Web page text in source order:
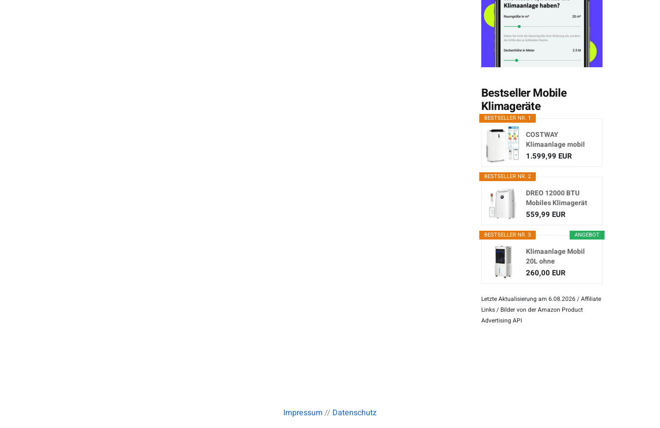
Bestseller Mobile
Klimageräte
BESTSELLER NR. 1
COSTWAY
Klimaanlage mobil
16000BTU,
1.599,99 EUR
BESTSELLER NR. 2
DREO 12000 BTU
Mobiles Klimagerät
(3-in...
559,99 EUR
ANGEBOT
BESTSELLER NR. 3
Klimaanlage Mobil
20L ohne
Abluftschlauch
260,00 EUR
Letzte Aktualisierung am 6.08.2026 / Affiliate
Links / Bilder von der Amazon Product
Advertising API
Impressum // Datenschutz